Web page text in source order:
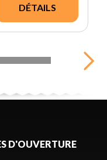
DÉTAILS
D'OUVERTURE